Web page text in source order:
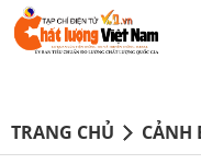
TRANG CHỦ CẢNH